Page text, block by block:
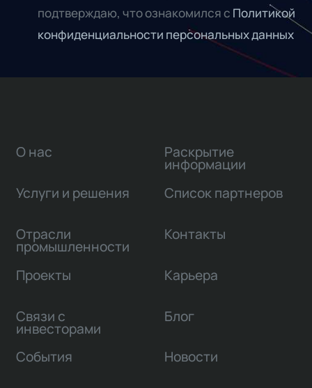
подтверждаю, что ознакомился с Политикой
конфиденциальности персональных данных
О нас
Услуги и решения
Отрасли
промышленности
Проекты
Связи с
инвесторами
Раскрытие
информации
Список партнеров
Контакты
Карьера
Блог
События Новости